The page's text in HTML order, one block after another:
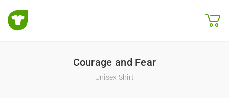
Courage and Fear
Unisex Shirt